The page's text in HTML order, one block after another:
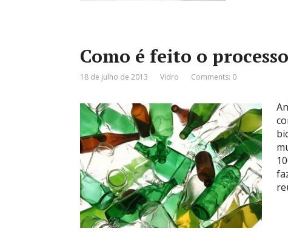
Como é feito o
18 de julho de 2013 Vidro Comments: 0